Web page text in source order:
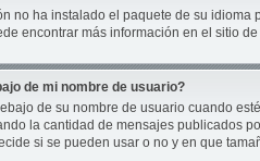
no ha instalado el paquete de su
encontrar más información en el sitio
de mi nombre de usuario?
de su nombre de usuario cuando
la cantidad de mensajes publicados
si se pueden usar o no y en que